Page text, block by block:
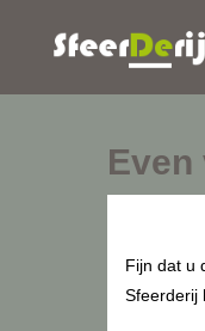
Fijn dat u
Sfeerderij